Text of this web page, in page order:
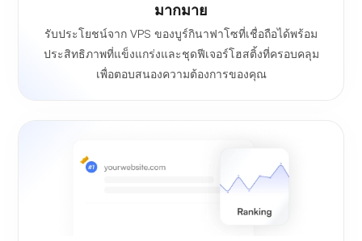
มากมาย
รับประโยชน์จาก VPS ของบูร์กินาฟาโซที่เชื่อถือได้พร้อม
ประสิทธิภาพที่แข็งแกร่งและชุดฟีเจอร์โฮสติ้งที่ครอบคลุม
เพื่อตอบสนองความต้องการของคุณ